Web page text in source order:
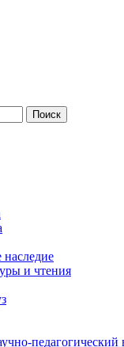
наследие
и чтения
педагогический